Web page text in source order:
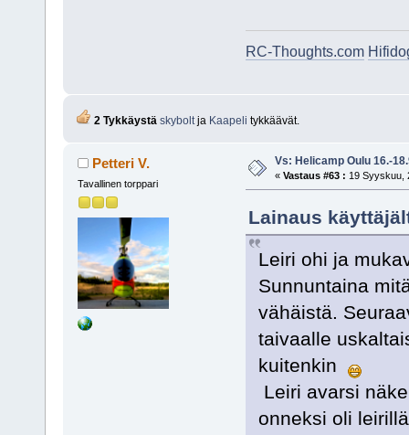
RC-Thoughts.com
2 Tykkäystä skyboltja Kaapeli tykkäävät.
Petteri V.
Tavallinen torppari
Vs: Helicamp Oulu 16.-
« Vastaus #63 : 19 Syyskuu,
Lainaus
Leiri ohi ja
Sunnuntaina
vähäistä.
taivaalle
kuitenkin
Leiri avarsi
onneksi oli